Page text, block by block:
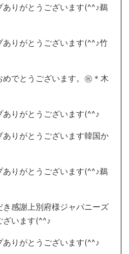
ありがとうございます(^^♪鵜
ありがとうございます(^^♪竹
でとうございます。㊗＊木
ありがとうございます(^^♪
ありがとうございます韓国か
ありがとうございます(^^♪鵜
き感謝上別府様ジャパニーズ
ざいます(^^♪
ありがとうございます(^^♪